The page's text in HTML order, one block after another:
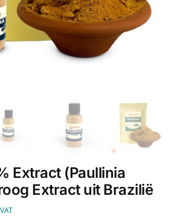
Extract (Paullinia
Extract uit Brazilië